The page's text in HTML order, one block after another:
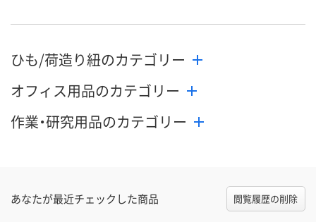
ひも/荷造り紐のカテゴリー
オフィス用品のカテゴリー
作業・研究用品のカテゴリー
あなたが最近チェックした商品 閲覧履歴の削除